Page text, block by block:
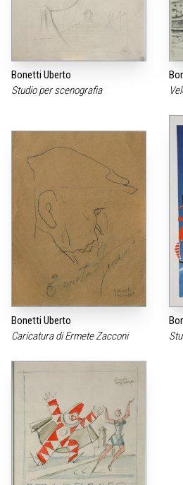
Bonetti Uberto
Studio per scenografia
Bonetti Uberto
Caricatura di Ermete Zacconi